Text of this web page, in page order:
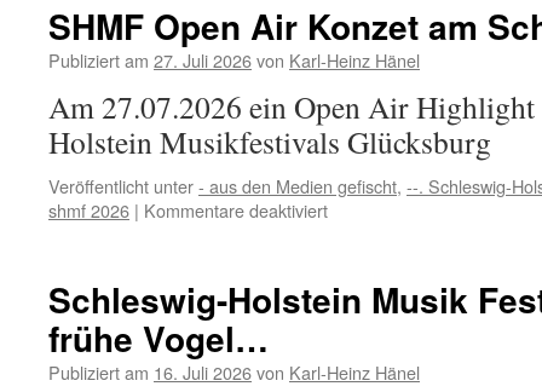
SHMF Open Air Konzet am
Publiziert am 27. Juli 2026von Karl-Heinz Hänel
Am 27.07.2026 ein Open Air Highlight
Holstein Musikfestivals Glücksburg
Veröffentlicht unter- aus den Medien gefischt, --. Schleswig-
shmf 2026 | Kommentare deaktiviertfür
Konzet
Glücksburg
Schleswig-Holstein Musik
frühe Vogel…
Publiziert am 16. Juli 2026von Karl-Heinz Hänel